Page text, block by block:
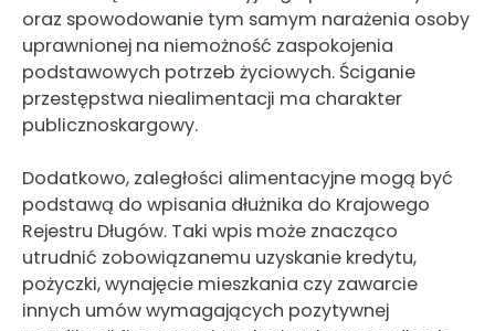
oraz spowodowanie tym samym narażenia osoby
uprawnionej na niemożność zaspokojenia
podstawowych potrzeb życiowych. Ściganie
przestępstwa niealimentacji ma charakter
publicznoskargowy.
Dodatkowo, zaległości alimentacyjne mogą być
podstawą do wpisania dłużnika do Krajowego
Rejestru Długów. Taki wpis może znacząco
utrudnić zobowiązanemu uzyskanie kredytu,
pożyczki, wynajęcie mieszkania czy zawarcie
innych umów wymagających pozytywnej